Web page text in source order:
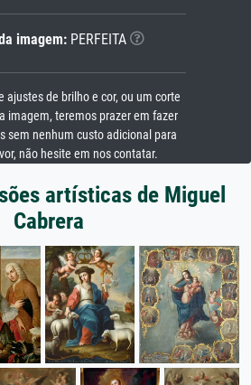
imagem: PERFEITA
ajustes de brilho e cor, ou um corte
imagem, teremos prazer em fazer
sem nenhum custo adicional para
não hesite em nos contatar.
artísticas de Miguel
Cabrera